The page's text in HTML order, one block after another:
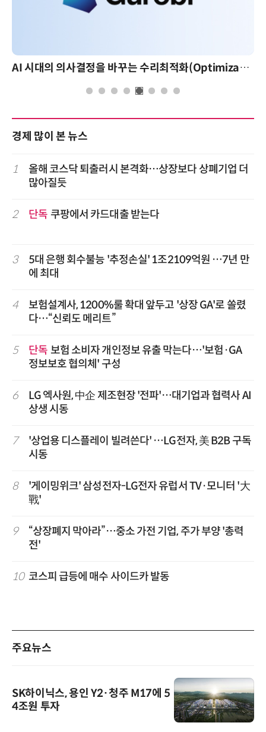
AI 시대의 의사결정을 바꾸는 수리최적화(Optimization): 실제 산업 적용 사례와 활용 전략
경제 많이 본 뉴스
1
올해 코스닥 퇴출러시 본격화…상장보다 상폐기업 더
많아질듯
2 단독 쿠팡에서 카드대출 받는다
3
5대 은행 회수불능 '추정손실' 1조2109억원 …7년 만
에 최대
4
보험설계사, 1200%룰 확대 앞두고 '상장 GA'로 쏠렸
다…“신뢰도 메리트”
5 단독 보험 소비자 개인정보 유출 막는다…'보험·GA
정보보호 협의체' 구성
6
LG 엑사원, 中企 제조현장 '전파'…대기업과 협력사 AI
상생 시동
7
'상업용 디스플레이 빌려쓴다' …LG전자, 美 B2B 구독
시동
8
'게이밍위크' 삼성전자-LG전자 유럽서 TV·모니터 '大
戰'
9
“상장폐지 막아라”…중소 가전 기업, 주가 부양 '총력
전'
10 코스피 급등에 매수 사이드카 발동
주요뉴스
SK하이닉스, 용인 Y2·청주 M17에 5
4조원 투자